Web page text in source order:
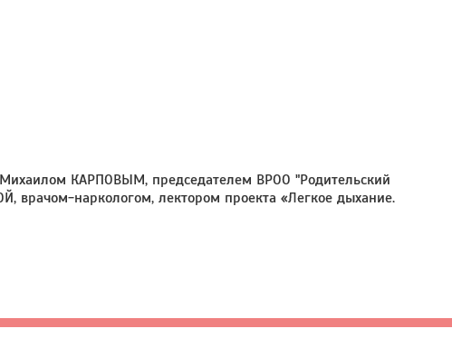
КАРПОВЫМ, председателем ВРОО "Родительский
врачом-наркологом, лектором проекта «Легкое дыхание.